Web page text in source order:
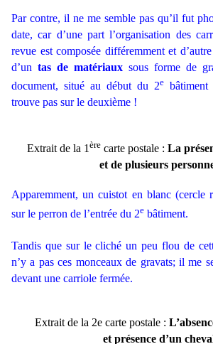
Par contre, il ne me semble pas qu’il fut
date, car d’une part l’organisation des
revue est composée différemment et
d’un tas de matériaux sous forme de
document, situé au début du 2e
trouve pas sur le deuxième !
Extrait de la 1èrecarte postale : La
et de plusieurs
Apparemment, un cuistot en blanc (cercle
sur le perron de l’entrée du 2e bâtiment.
Tandis que sur le cliché un peu flou de
n’y a pas ces monceaux de gravats; il me
devant une carriole fermée.
Extrait de la 2e carte postale :
et présence d’un